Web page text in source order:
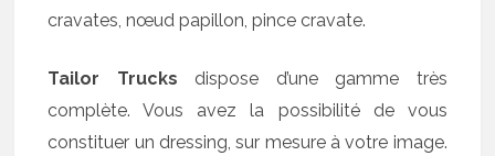
cravates, nœud papillon, pince cravate.
Tailor Trucks dispose d’une gamme très
complète. Vous avez la possibilité de vous
constituer un dressing, sur mesure à votre image.